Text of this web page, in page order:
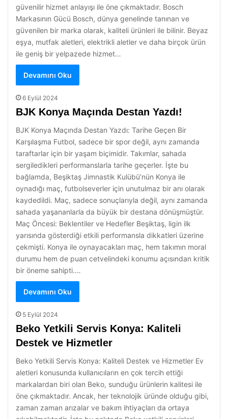
güvenilir hizmet anlayışı ile öne çıkmaktadır. Bosch
Markasının Gücü Bosch, dünya genelinde tanınan ve
güvenilen bir marka olarak, kaliteli ürünleri ile bilinir. Beyaz
eşya, mutfak aletleri, elektrikli aletler ve daha birçok ürün
ile geniş bir yelpazede hizmet…
Devamını Oku
6 Eylül 2024
BJK Konya Maçında Destan Yazdı!
BJK Konya Maçında Destan Yazdı: Tarihe Geçen Bir
Karşılaşma Futbol, sadece bir spor değil, aynı zamanda
taraftarlar için bir yaşam biçimidir. Takımlar, sahada
sergiledikleri performanslarla tarihe geçerler. İşte bu
bağlamda, Beşiktaş Jimnastik Kulübü’nün Konya ile
oynadığı maç, futbolseverler için unutulmaz bir anı olarak
kaydedildi. Maç, sadece sonuçlarıyla değil, aynı zamanda
sahada yaşananlarla da büyük bir destana dönüşmüştür.
Maç Öncesi: Beklentiler ve Hedefler Beşiktaş, ligin ilk
yarısında gösterdiği etkili performansla dikkatleri üzerine
çekmişti. Konya ile oynayacakları maç, hem takımın moral
durumu hem de puan cetvelindeki konumu açısından kritik
bir öneme sahipti.…
Devamını Oku
5 Eylül 2024
Beko Yetkili Servis Konya: Kaliteli
Destek ve Hizmetler
Beko Yetkili Servis Konya: Kaliteli Destek ve Hizmetler Ev
aletleri konusunda kullanıcıların en çok tercih ettiği
markalardan biri olan Beko, sunduğu ürünlerin kalitesi ile
öne çıkmaktadır. Ancak, her teknolojik üründe olduğu gibi,
zaman zaman arızalar ve bakım ihtiyaçları da ortaya